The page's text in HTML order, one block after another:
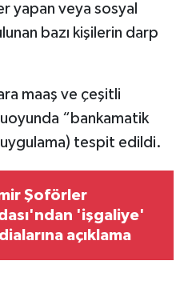
yapan veya sosyal
bazı kişilerin darp
maaş ve çeşitli
“bankamatik
tespit edildi.
Şoförler
'işgaliye'
açıklama